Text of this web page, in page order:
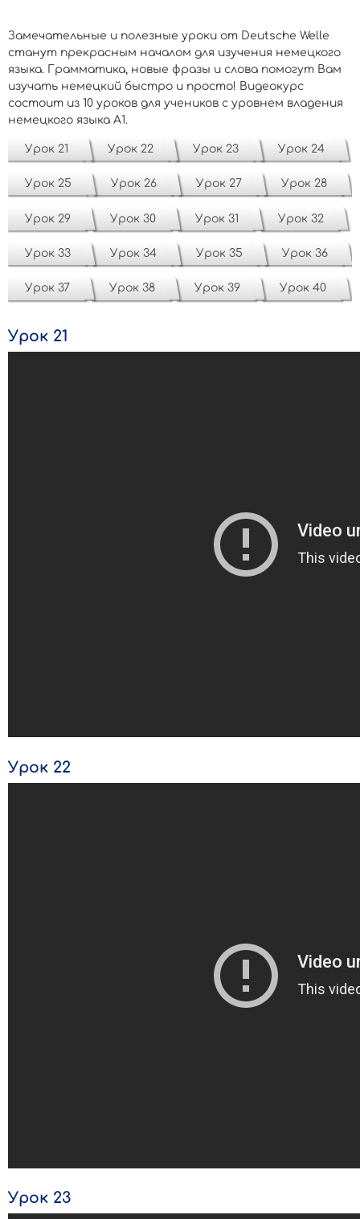
Замечательные и полезные уроки от Deutsche Welle
станут прекрасным началом для изучения немецкого
языка. Грамматика, новые фразы и слова помогут Вам
изучать немецкий быстро и просто! Видеокурс
состоит из 10 уроков для учеников с уровнем владения
немецкого языка А1.
Урок 21 Урок 22 Урок 23 Урок 24
Урок 25 Урок 26 Урок 27 Урок 28
Урок 29 Урок 30 Урок 31 Урок 32
Урок 33 Урок 34 Урок 35 Урок 36
Урок 37 Урок 38 Урок 39 Урок 40
Урок 21
Урок 22
Урок 23